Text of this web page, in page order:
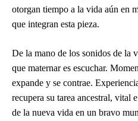
otorgan tiempo a la vida aún en
que integran esta pieza.
De la mano de los sonidos de la
que maternar es escuchar.
expande y se contrae.
recupera su tarea ancestral, vital
de la nueva vida en un bravo